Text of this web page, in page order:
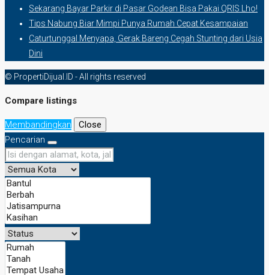
Sekarang Bayar Parkir di Pasar Godean Bisa Pakai QRIS Lho!
Tips Nabung Biar Mimpi Punya Rumah Cepat Kesampaian
Caturtunggal Menyapa, Gerak Bareng Cegah Stunting dari Usia
Dini
© PropertiDijual.ID - All rights reserved
Compare listings
Membandingkan
Close
Pencarian